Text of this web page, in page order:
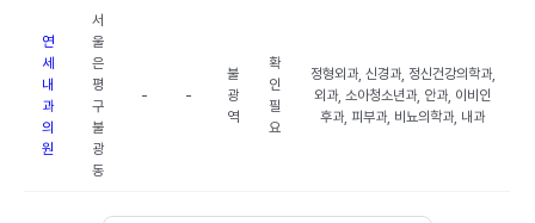
연
세
내
과
의
원
서
울
은
평
구
불
광
동
- -
불
광
역
확
인
필
요
정형외과, 신경과, 정신건강의학과,
외과, 소아청소년과, 안과, 이비인
후과, 피부과, 비뇨의학과, 내과